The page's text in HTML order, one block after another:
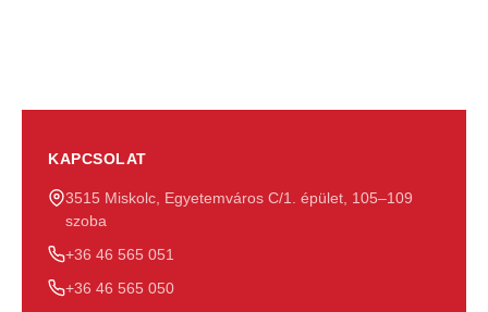
KAPCSOLAT
3515 Miskolc, Egyetemváros C/1. épület, 105–109
szoba
+36 46 565 051
+36 46 565 050